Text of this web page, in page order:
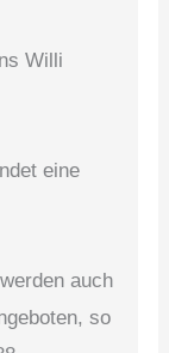
Willi
eine
auch
so